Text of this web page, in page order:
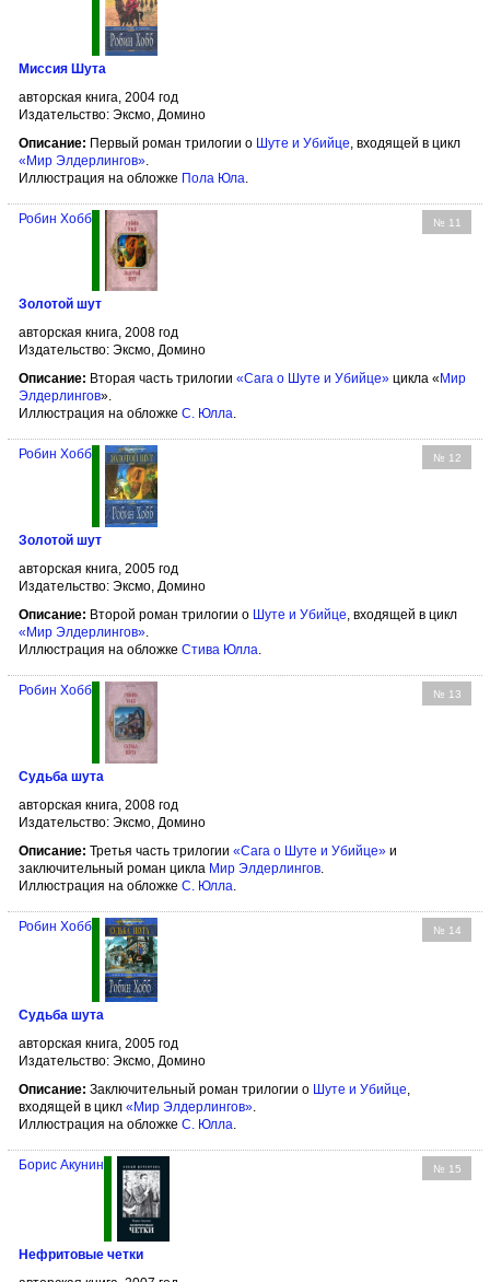
Миссия Шута
авторская книга, 2004 год
Издательство: Эксмо, Домино
Описание: Первый роман трилогии о Шуте и Убийце, входящей в цикл
«Мир Элдерлингов».
Иллюстрация на обложке Пола Юла.
№ 11
Робин Хобб
Золотой шут
авторская книга, 2008 год
Издательство: Эксмо, Домино
Описание: Вторая часть трилогии «Сага о Шуте и Убийце» цикла « Мир
Элдерлингов».
Иллюстрация на обложке С. Юлла.
№ 12
Робин Хобб
Золотой шут
авторская книга, 2005 год
Издательство: Эксмо, Домино
Описание: Второй роман трилогии о Шуте и Убийце, входящей в цикл
«Мир Элдерлингов».
Иллюстрация на обложке Стива Юлла.
№ 13
Робин Хобб
Судьба шута
авторская книга, 2008 год
Издательство: Эксмо, Домино
Описание: Третья часть трилогии «Сага о Шуте и Убийце» и
заключительный роман цикла Мир Элдерлингов
Иллюстрация на обложке С. Юлла
№ 14
Робин Хобб
Судьба шута
авторская книга, 2005 год
Издательство: Эксмо, Домино
Описание: Заключительный роман трилогии о Шуте и Убийце,
входящей в цикл «Мир Элдерлингов».
Иллюстрация на обложке С. Юлла.
№ 15
Борис Акунин
Нефритовые четки